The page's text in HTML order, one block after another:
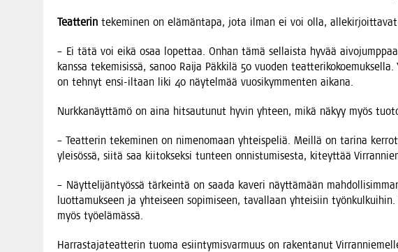
Teat­te­rin teke­mi­nen on elä­män­ta­pa, jota ilman ei voi olla, alle­kir­joit­ta­vat
– Ei tätä voi eikä osaa lopet­taa. Onhan tämä sel­lais­ta hyvää
kans­sa teke­mi­sis­sä, sanoo Rai­ja Päk­ki­lä 50 vuo­den
on teh­nyt ensi-iltaan liki 40 näy­tel­mää vuo­si­kym­men­ten aikana.
Nurk­ka­näyt­tä­mö on aina hit­sau­tu­nut hyvin yhteen, mikä näkyy myös
– Teat­te­rin teke­mi­nen on nime­no­maan yhteis­pe­liä. Meil­lä on tari­na
ylei­sös­sä, sii­tä saa kii­tok­sek­si tun­teen onnis­tu­mi­ses­ta, kiteyt­tää
– Näyt­te­li­jän­työs­sä tär­kein­tä on saa­da kave­ri näyt­tä­mään
luot­ta­muk­seen ja yhtei­seen sopi­mi­seen, taval­laan yhtei­siin
myös työelämässä.
Har­ras­ta­ja­teat­te­rin tuo­ma esiin­ty­mis­var­muus on raken­ta­nut